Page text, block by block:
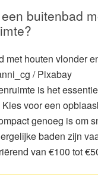
buitenbad
/ Pixabay
is het
voor een
genoeg is om
baden zijn
van €100 tot